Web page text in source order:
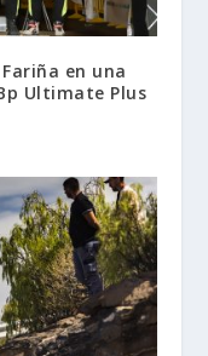
en una
Ultimate Plus